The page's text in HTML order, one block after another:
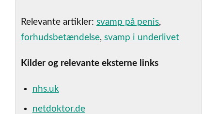
Relevante artikler: svamp på penis,
forhudsbetændelse, svamp i underlivet
Kilder og relevante eksterne links
nhs.uk
netdoktor.de